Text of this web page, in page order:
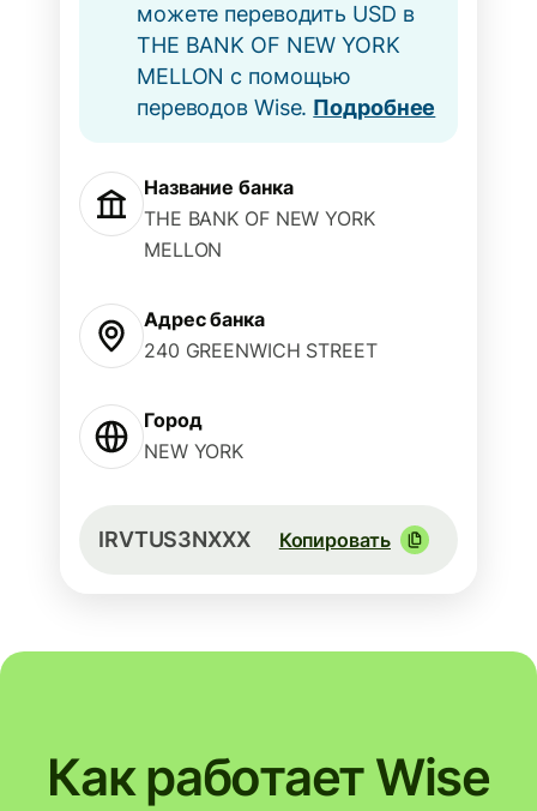
можете переводить USD в
THE BANK OF NEW YORK
MELLON с помощью
переводов Wise. Подробнее
Название банка
THE BANK OF NEW YORK
MELLON
Адрес банка
240 GREENWICH STREET
Город
NEW YORK
IRVTUS3NXXX Копировать
Как работает Wise